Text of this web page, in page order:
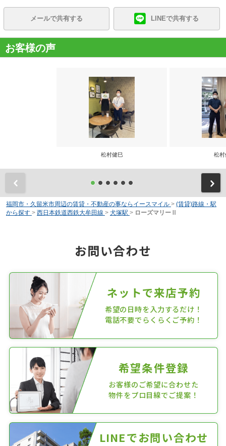
メールで共有する LINEで共有する
お客様の声
松村健巳 松村
福岡市・久留米市周辺の賃貸・不動産の事ならイースマイル > (賃貸)路線・駅
から探す > 西日本鉄道西鉄大牟田線 > 犬塚駅 > ローズマリーⅡ
お問い合わせ
ネットで来店予約
希望の日時を入力するだけ！
電話不要でらくらくご予約！
希望条件登録
お客様のご希望に合わせた
物件をプロ目線でご提案！
LINEでお問い合わせ